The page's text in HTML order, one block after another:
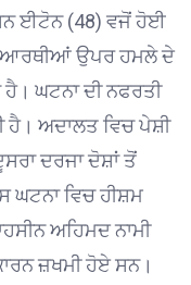
ਈਟੋਨ (48) ਵਜੋਂ ਹੋਈ
ਉਪਰ ਹਮਲੇ ਦੇ
ਹੈ। ਘਟਨਾ ਦੀ ਨਫਰਤੀ
ਹੈ। ਅਦਾਲਤ ਵਿਚ ਪੇਸ਼ੀ
ਦਰਜਾ ਦੋਸ਼ਾਂ ਤੋਂ
ਘਟਨਾ ਵਿਚ ਹੀਸ਼ਮ
ਅਹਿਮਦ ਨਾਮੀ
ਜ਼ਖਮੀ ਹੋਏ ਸਨ।